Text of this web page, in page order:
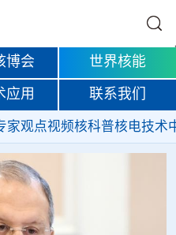
博会 世界核能
应用 联系我们
家观点视频核科普核电技术